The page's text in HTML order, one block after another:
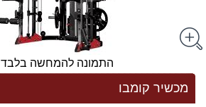
התמונה להמחשה בלבד
מכשיר קומבו